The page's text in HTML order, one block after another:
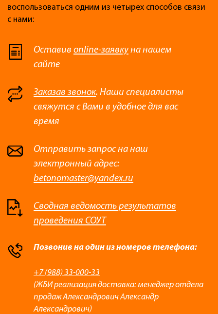
воспользоваться одним из четырех способов связи
с нами:
Оставив online-заявкуна нашем
сайте
Заказав звонок. Наши специалисты
свяжутся с Вами в удобное для вас
время
Отправить запрос на наш
электронный адрес:
betonomaster@yandex.ru
Сводная ведомость результатов
проведения СОУТ
Позвонив на один из номеров телефона:
+7 (988) 33-000-33
(ЖБИ реализация доставка: менеджер отдела
продаж Александрович Александр
Александрович)